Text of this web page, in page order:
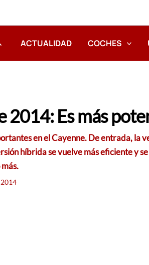
ACTUALIDAD COCHES
2014: Es más
en el Cayenne. De entrada,
híbrida se vuelve más eficiente y